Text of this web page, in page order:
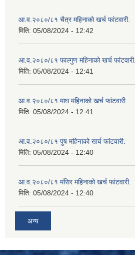
आ.व.२०८०/८१ चैत्र महिनाको खर्च फांटवारी.
मिति: 05/08/2024 - 12:42
आ.व.२०८०/८१ फाल्गुण महिनाको खर्च फांटवारी.
मिति: 05/08/2024 - 12:41
आ.व.२०८०/८१ माघ महिनाको खर्च फांटवारी.
मिति: 05/08/2024 - 12:41
आ.व.२०८०/८१ पुष महिनाको खर्च फांटवारी.
मिति: 05/08/2024 - 12:40
आ.व.२०८०/८१ मंसिर महिनाको खर्च फांटवारी.
मिति: 05/08/2024 - 12:40
अन्य